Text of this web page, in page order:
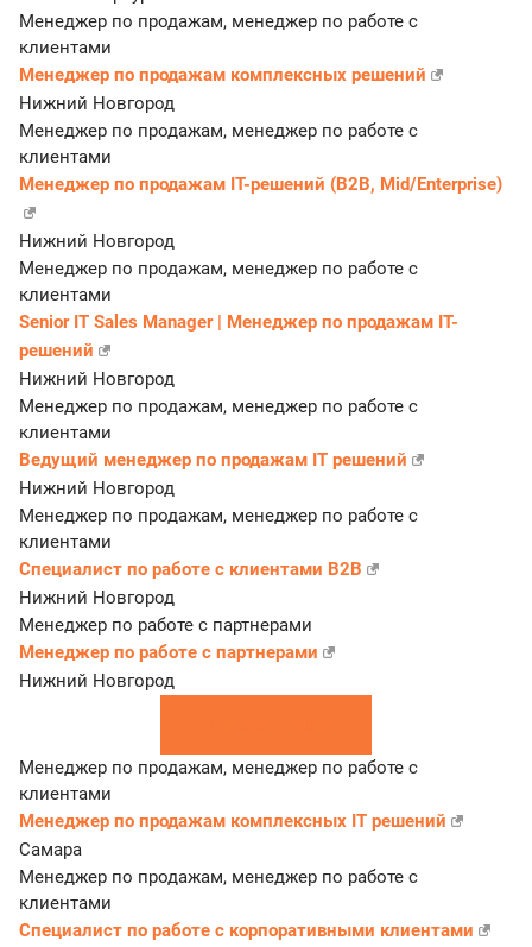
Менеджер по продажам, менеджер по работе с
клиентами
Менеджер по продажам комплексных решений
Нижний Новгород
Менеджер по продажам, менеджер по работе с
клиентами
Менеджер по продажам IT-решений (B2B, Mid/Enterprise)
Нижний Новгород
Менеджер по продажам, менеджер по работе с
клиентами
Senior IT Sales Manager | Менеджер по продажам IT-
решений
Нижний Новгород
Менеджер по продажам, менеджер по работе с
клиентами
Ведущий менеджер по продажам IT решений
Нижний Новгород
Менеджер по продажам, менеджер по работе с
клиентами
Специалист по работе с клиентами B2B
Нижний Новгород
Менеджер по работе с партнерами
Менеджер по работе с партнерами
Нижний Новгород
Менеджер по продажам, менеджер по работе с
клиентами
Менеджер по продажам комплексных IT решений
Самара
Менеджер по продажам, менеджер по работе с
клиентами
Специалист по работе с корпоративными клиентами